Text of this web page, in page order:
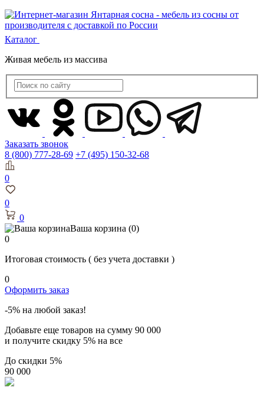
Каталог
Живая мебель из массива
Заказать звонок
8 (800) 777-28-69 +7 (495) 150-32-68
0
0
0
Ваша корзина (0)
0
Итоговая стоимость ( без учета доставки )
0
Оформить заказ
-5% на любой заказ!
Добавьте еще товаров на сумму 90 000
и получите скидку 5% на все
До скидки 5%
90 000